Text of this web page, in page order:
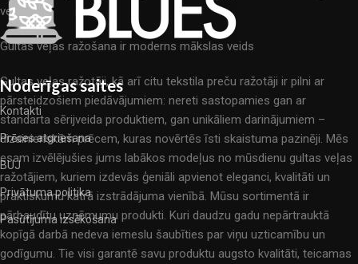
veļas.
Gultas veļas ražošana ir moderns mākslas veids
Gultas veļas ražotāji, kā arī citu tekstila preču ražotāji ir pilni ar
pārsteidzošiem piedāvājumiem: nereti sastopamies gan ar
standarta sērijveida produktiem, gan unikāliem darinājumiem –
dizainieriskām prēcem, kuras novērtēs īsti skaistuma pazinēji. Mēs
esam izvēlējušies jums labākos modeļus no mūsdienu gultas veļas
ražotājiem, kuriem izdevās ģeniāli apvienot eleganci, kvalitāti un
praktiskumu katrā izstrādājuma vienībā. Mūsu sortimentā ir
pārbaudītu uzņēmumu produkti. Kuri daudzu gadu nepārtrauktā
kopīgā darbā nedeva iemeslu šaubīties par viņu uzticamību un
godīgumu. Tie visi garantē savu produktu augsto kvalitāti, teicamas
Noderīgas saites
Kontakti
Prēces atgriešana
BUJ
Privātuma politika
Pasūtījuma izsēkošana